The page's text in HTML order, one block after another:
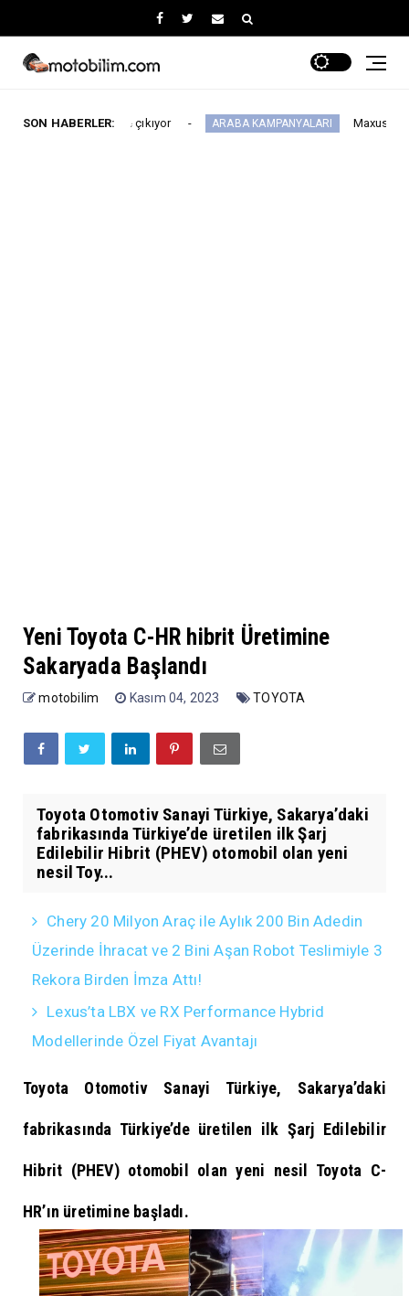
SON HABERLER:
64'e çıkıyor ARABA KAMPANYALARI Maxus Modellerinde
Yeni Toyota C-HR hibrit Üretimine
Sakaryada Başlandı
motobilim Kasım 04, 2023 TOYOTA
Toyota Otomotiv Sanayi Türkiye, Sakarya’daki
fabrikasında Türkiye’de üretilen ilk Şarj
Edilebilir Hibrit (PHEV) otomobil olan yeni
nesil Toy...
Chery 20 Milyon Araç ile Aylık 200 Bin Adedin
Üzerinde İhracat ve 2 Bini Aşan Robot Teslimiyle 3
Rekora Birden İmza Attı!
Lexus’ta LBX ve RX Performance Hybrid
Modellerinde Özel Fiyat Avantajı
Toyota Otomotiv Sanayi Türkiye, Sakarya’daki
fabrikasında Türkiye’de üretilen ilk Şarj Edilebilir
Hibrit (PHEV) otomobil olan yeni nesil Toyota C-
HR’ın üretimine başladı.